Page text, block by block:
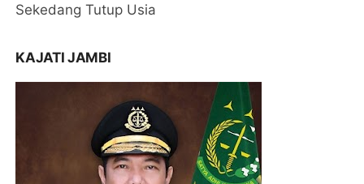
Sekedang Tutup Usia
KAJATI JAMBI